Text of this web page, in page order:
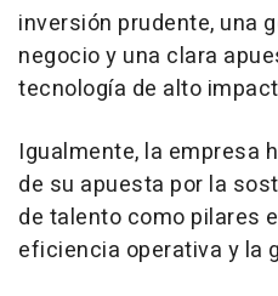
inversión prudente, una
negocio y una clara
tecnología de alto
Igualmente, la empresa
de su apuesta por la
de talento como pilares
eficiencia operativa y la